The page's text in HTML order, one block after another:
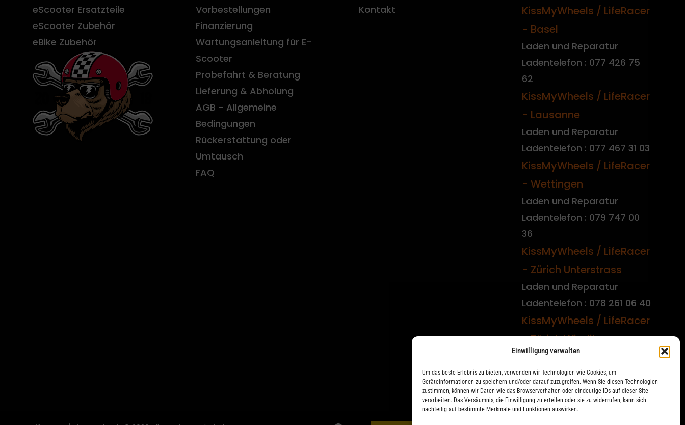
Einwilligung verwalten
Um das beste Erlebnis zu bieten, verwenden wir Technologien wie Cookies, um
Geräteinformationen zu speichern und/oder darauf zuzugreifen. Wenn Sie diesen Technologien
zustimmen, können wir Daten wie das Browserverhalten oder eindeutige IDs auf dieser Site
verarbeiten. Das Versäumnis, die Einwilligung zu erteilen oder sie zu widerrufen, kann sich
nachteilig auf bestimmte Merkmale und Funktionen auswirken.
eScooter Ersatzteile
eScooter Zubehör
eBike Zubehör
Vorbestellungen
Finanzierung
Wartungsanleitung für E-
Scooter
Probefahrt & Beratung
Lieferung & Abholung
AGB - Allgemeine
Bedingungen
Rückerstattung oder
Umtausch
FAQ
Kontakt
KissMyWheels / LifeRacer
- Basel
Laden und Reparatur
Ladentelefon : 077 426 75
62
KissMyWheels / LifeRacer
- Lausanne
Laden und Reparatur
Ladentelefon : 077 467 31 03
KissMyWheels / LifeRacer
- Wettingen
Laden und Reparatur
Ladentelefon : 079 747 00
36
KissMyWheels / LifeRacer
- Zürich Unterstrass
Laden und Reparatur
Ladentelefon : 078 261 06 40
KissMyWheels / LifeRacer
- Zürich Wiedikon
Reparatur
Ladentelefon : 044 594 48
87